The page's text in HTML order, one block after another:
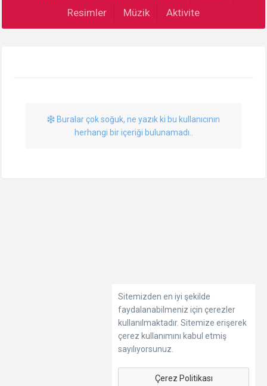
Resimler
Müzik Aktivite
Buralar çok soğuk, ne yazık ki bu kullanıcının
herhangi bir içeriği bulunamadı..
Sitemizden en iyi şekilde
faydalanabilmeniz için çerezler
kullanılmaktadır. Sitemize erişerek
çerez kullanımını kabul etmiş
sayılıyorsunuz.
Çerez Politikası